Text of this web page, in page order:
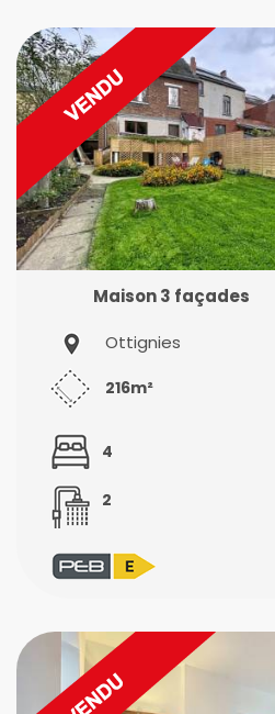
Maison 3 façades
Ottignies
216m²
4
2